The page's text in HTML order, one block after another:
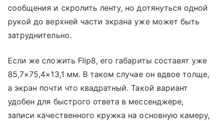
сообщения и скролить ленту, но дотянуться одной
рукой до верхней части экрана уже может быть
затруднительно.
Если же сложить Flip8, его габариты составят уже
85,7×75,4×13,1 мм. В таком случае он вдвое толще,
а экран почти что квадратный. Такой вариант
удобен для быстрого ответа в мессенджере,
записи качественного кружка на основную камеру,